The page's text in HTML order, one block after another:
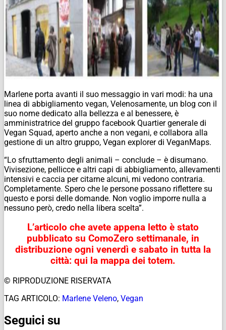
Marlene porta avanti il suo messaggio in vari modi: ha una
linea di abbigliamento vegan, Velenosamente, un blog con il
suo nome dedicato alla bellezza e al benessere, è
amministratrice del gruppo facebook Quartier generale di
Vegan Squad, aperto anche a non vegani, e collabora alla
gestione di un altro gruppo, Vegan explorer di VeganMaps.
“Lo sfruttamento degli animali – conclude – è disumano.
Vivisezione, pellicce e altri capi di abbigliamento, allevamenti
intensivi e caccia per citarne alcuni, mi vedono contraria.
Completamente. Spero che le persone possano riflettere su
questo e porsi delle domande. Non voglio imporre nulla a
nessuno però, credo nella libera scelta”.
L’articolo che avete appena letto è stato
pubblicato su ComoZero settimanale, in
distribuzione ogni venerdì e sabato in tutta la
città: qui la mappa dei totem.
© RIPRODUZIONE RISERVATA
TAG ARTICOLO: Marlene Veleno, Vegan
Seguici su